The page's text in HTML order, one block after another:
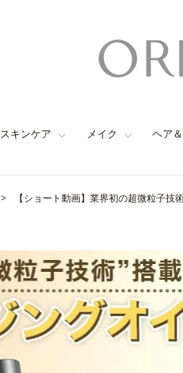
スキンケア メイク ヘア
【ショート動画】業界初の超微粒子